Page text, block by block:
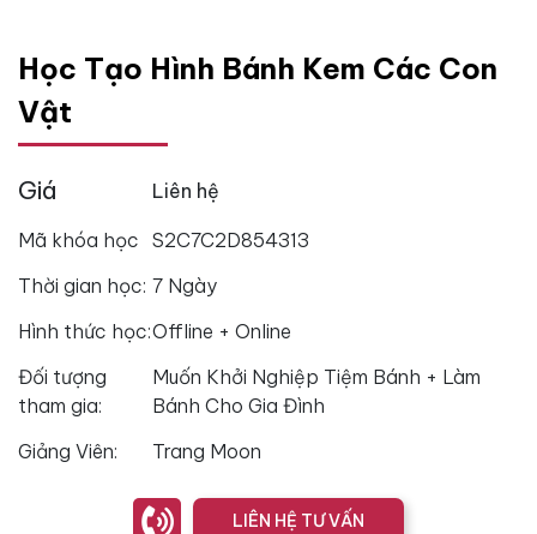
Học Tạo Hình Bánh Kem Các Con
Vật
Giá Liên hệ
Mã khóa học S2C7C2D854313
Thời gian học: 7 Ngày
Hình thức học:Offline + Online
Đối tượng
tham gia:
Muốn Khởi Nghiệp Tiệm Bánh + Làm
Bánh Cho Gia Đình
Giảng Viên:
Trang Moon
LIÊN HỆ TƯ VẤN